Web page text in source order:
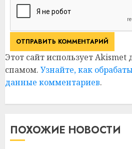
Этот сайт использует Akismet
спамом. Узнайте, как
данные комментариев.
ПОХОЖИЕ НОВОСТИ